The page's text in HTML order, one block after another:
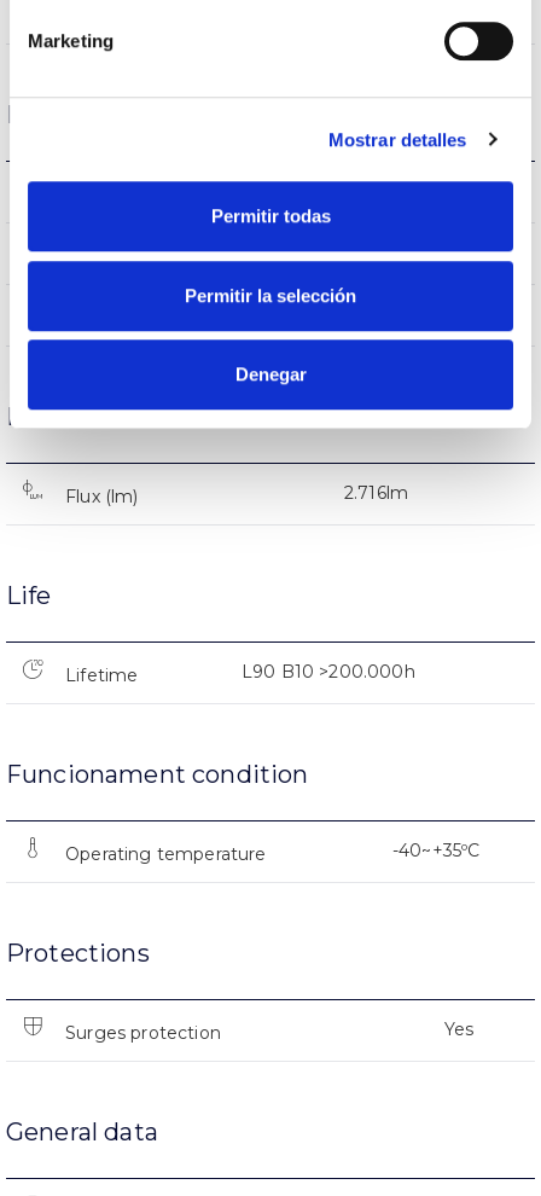
Marketing
Mostrar detalles
Permitir todas
Permitir la selección
Denegar
Housing and Finish
Body color 9007
Performance
Flux (lm) 2.716lm
Life
Lifetime L90 B10 >200.000h
Funcionament condition
Operating temperature -40~+35ºC
Protections
Surges protection Yes
General data